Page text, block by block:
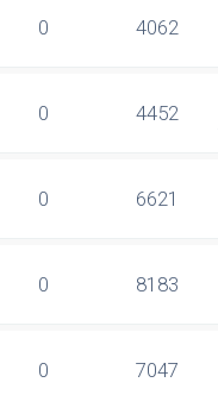
0 4062
0 4452
0 6621
0 8183
0 7047